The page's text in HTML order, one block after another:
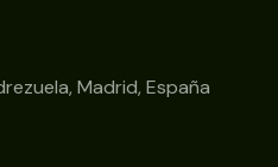
Madrid, España